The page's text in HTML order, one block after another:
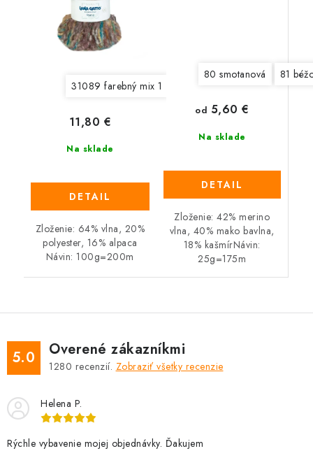
31089 farebný mix 1
Na sklade
11,80 €
DETAIL
Zloženie: 64% vlna, 20%
polyester, 16% alpaca
Návin: 100g=200m
80 smotanová 81
Na sklade
od 5,60 €
DETAIL
Zloženie: 42% merino
vlna, 40% mako bavlna,
18% kašmírNávin:
25g=175m
5.0 Overené zákazníkmi
1280 recenzií. Zobraziť všetky recenzie
Helena P.
Rýchle vybavenie mojej objednávky. Ďakujem